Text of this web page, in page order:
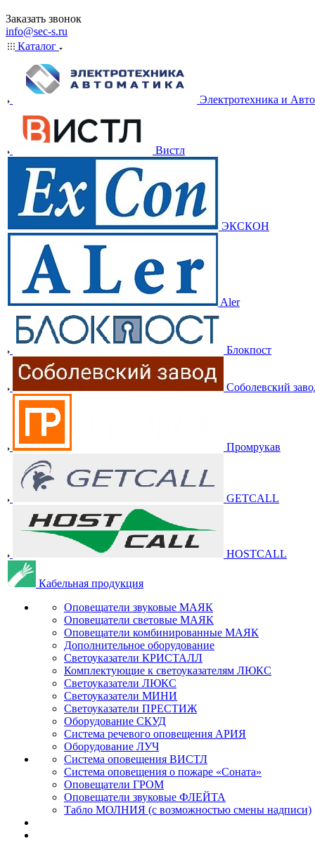
Заказать звонок
info@sec-s.ru
Каталог
Электротехника и
Вистл
ЭКСКОН
Aler
Блокпост
Соболевский
Промрукав
GETCALL
HOSTCALL
Кабельная продукция
Оповещатели звуковые МАЯК
Оповещатели световые МАЯК
Оповещатели комбинированные МАЯК
Дополнительное оборудование
Светоуказатели КРИСТАЛЛ
Комплектующие к светоуказателям ЛЮКС
Светоуказатели ЛЮКС
Светоуказатели МИНИ
Светоуказатели ПРЕСТИЖ
Оборудование СКУД
Система речевого оповещения АРИЯ
Оборудование ЛУЧ
Система оповещения ВИСТЛ
Система оповещения о пожаре «Соната»
Оповещатели ГРОМ
Оповещатели звуковые ФЛЕЙТА
Табло МОЛНИЯ (с возможностью смены надписи)